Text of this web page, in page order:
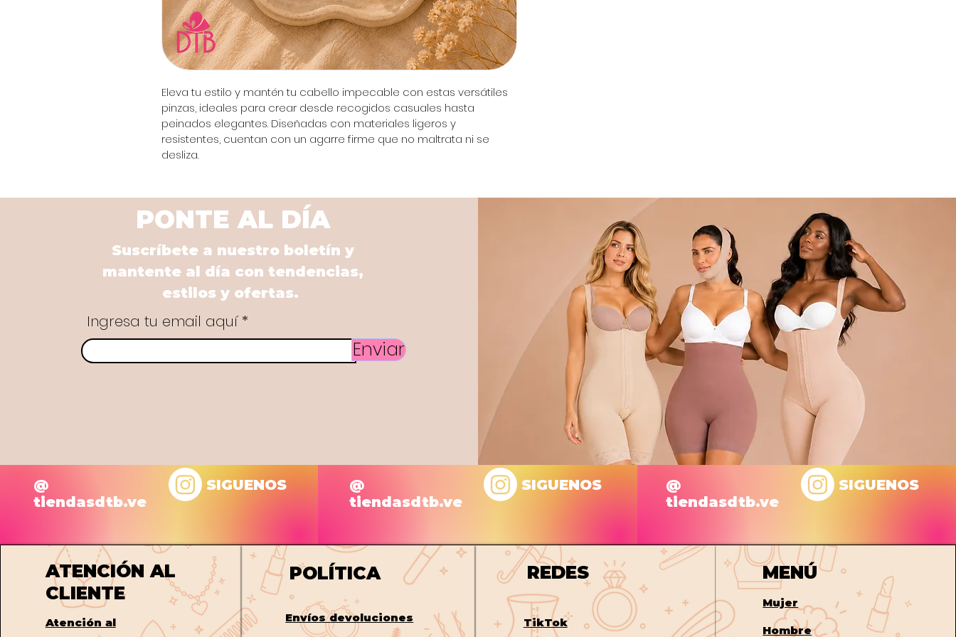
Eleva tu estilo y mantén tu cabello impecable con estas versátiles
pinzas, ideales para crear desde recogidos casuales hasta
peinados elegantes. Diseñadas con materiales ligeros y
resistentes, cuentan con un agarre firme que no maltrata ni se
desliza.
PONTE AL DÍA
Suscríbete a nuestro boletín y
mantente al día con tendencias,
estilos y ofertas.
Ingresa tu email aquí
Enviar
@
tiendasdtb.ve
SIGUENOS
@
tiendasdtb.ve
SIGUENOS
@
tiendasdtb.ve
SIGUENOS
ATENCIÓN AL
CLIENTE
Atención al
POLÍTICA
Envíosdevoluciones
REDES
TikTok
MENÚ
Mujer
Hombre